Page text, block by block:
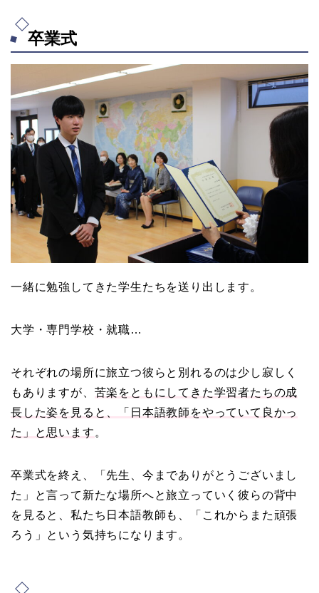
卒業式
一緒に勉強してきた学生たちを送り出します。
大学・専門学校・就職…
それぞれの場所に旅立つ彼らと別れるのは少し寂しく
もありますが、 苦楽をともにしてきた学習者たちの成
長した姿を見ると、「日本語教師をやっていて良かっ
た」と思います 。
卒業式を終え、「先生、今までありがとうございまし
た」と言って新たな場所へと旅立っていく彼らの背中
を見ると、私たち日本語教師も、「これからまた頑張
ろう」という気持ちになります。